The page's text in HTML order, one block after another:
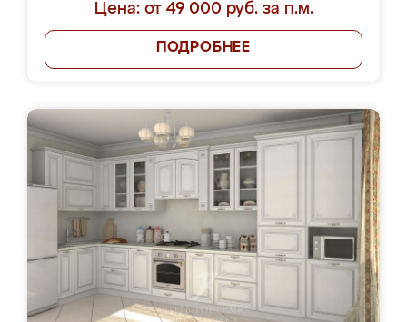
Цена: от 49 000 руб. за п.м.
ПОДРОБНЕЕ